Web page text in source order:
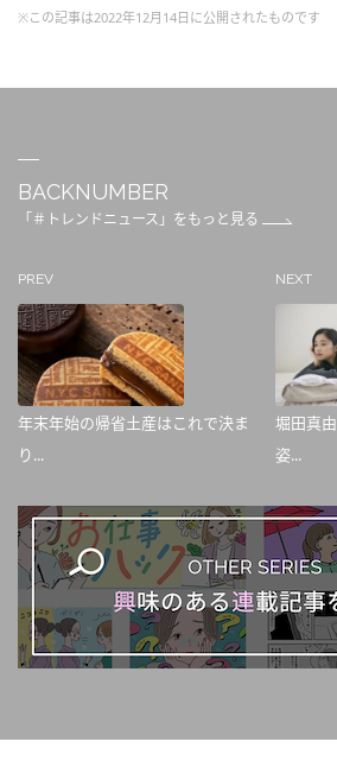
※この記事は2022年12月14日に公開されたものです
BACKNUMBER
「＃トレンドニュース」をもっと見る
PREV
年末年始の帰省土産はこれで決ま
り...
NEXT
堀田真
姿...